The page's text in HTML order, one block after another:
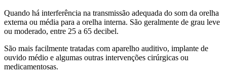
Quando há interferência na transmissão adequada do som da orelha
externa ou média para a orelha interna. São geralmente de grau leve
ou moderado, entre 25 a 65 decibel.
São mais facilmente tratadas com aparelho auditivo, implante de
ouvido médio e algumas outras intervenções cirúrgicas ou
medicamentosas.